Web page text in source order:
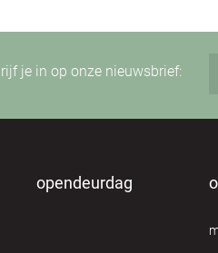
je in op onze nieuwsbrief:
opendeurdag